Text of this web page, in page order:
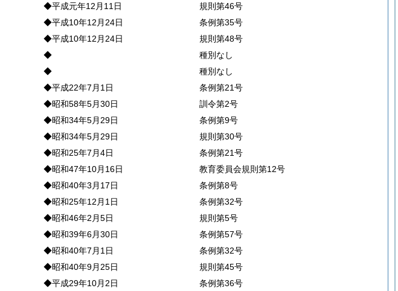
◆平成元年12月11日
規則第46号
◆平成10年12月24日
条例第35号
◆平成10年12月24日
規則第48号
◆
種別なし
◆
種別なし
◆平成22年7月1日
条例第21号
◆昭和58年5月30日
訓令第2号
◆昭和34年5月29日
条例第9号
◆昭和34年5月29日
規則第30号
◆昭和25年7月4日
条例第21号
◆昭和47年10月16日
教育委員会規則第12号
◆昭和40年3月17日
条例第8号
◆昭和25年12月1日
条例第32号
◆昭和46年2月5日
規則第5号
◆昭和39年6月30日
条例第57号
◆昭和40年7月1日
条例第32号
◆昭和40年9月25日
規則第45号
◆平成29年10月2日
条例第36号